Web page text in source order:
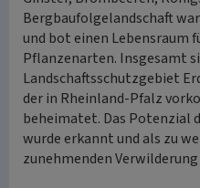
Bergbaufolgelandschaft
und bot einen Lebensraum
Pflanzenarten. Insgesamt
Landschaftsschutzgebiet
der in Rheinland-Pfalz
beheimatet. Das Potenzial
wurde erkannt und als zu
zunehmenden